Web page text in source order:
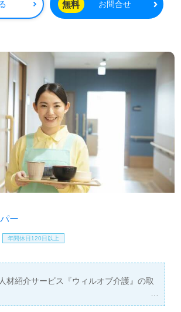
無料 お問合せ
ー
年間休日120日以上
材紹介サービス『ウィルオブ介護』の取
軽にご相談ください♪